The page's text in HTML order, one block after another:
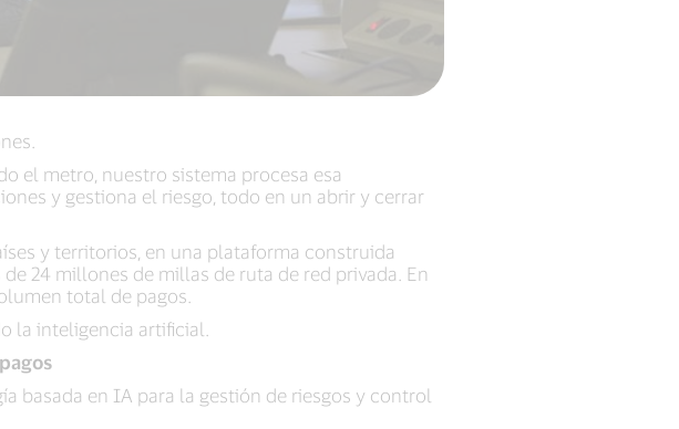
el metro, nuestro sistema procesa esa
y gestiona el riesgo, todo en un abrir y cerrar
y territorios, en una plataforma construida
24 millones de millas de ruta de red privada. En
total de pagos.
la inteligencia artificial.
basada en IA para la gestión de riesgos y control